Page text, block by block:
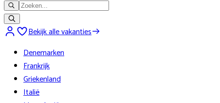
Bekijk alle vakanties
Denemarken
Frankrijk
Griekenland
Italië